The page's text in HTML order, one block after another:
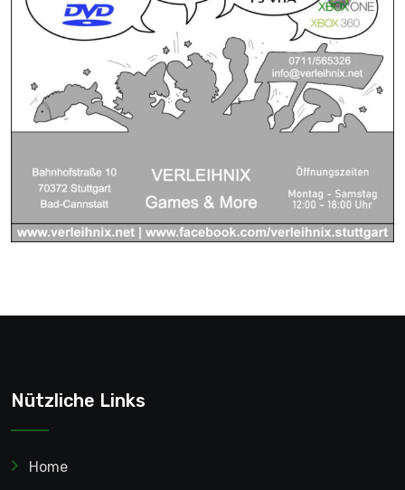
Nützliche Links
Home